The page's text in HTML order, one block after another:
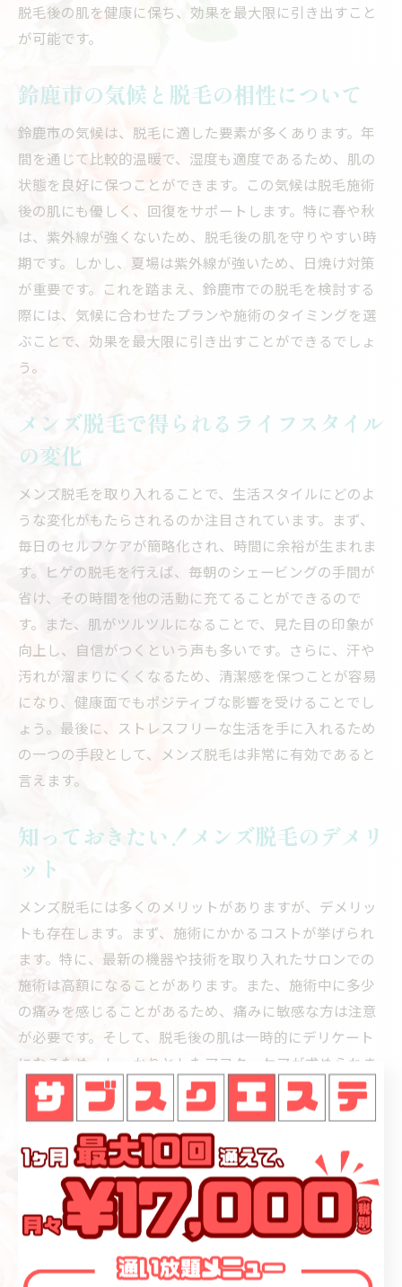
脱毛後の肌を健康に保ち、効果を最大限に引き出すこと
が可能です。
鈴鹿市の気候と脱毛の相性について
鈴鹿市の気候は、脱毛に適した要素が多くあります。年
間を通じて比較的温暖で、湿度も適度であるため、肌の
状態を良好に保つことができます。この気候は脱毛施術
後の肌にも優しく、回復をサポートします。特に春や秋
は、紫外線が強くないため、脱毛後の肌を守りやすい時
期です。しかし、夏場は紫外線が強いため、日焼け対策
が重要です。これを踏まえ、鈴鹿市での脱毛を検討する
際には、気候に合わせたプランや施術のタイミングを選
ぶことで、効果を最大限に引き出すことができるでしょ
う。
メンズ脱毛で得られるライフスタイル
の変化
メンズ脱毛を取り入れることで、生活スタイルにどのよ
うな変化がもたらされるのか注目されています。まず、
毎日のセルフケアが簡略化され、時間に余裕が生まれま
す。ヒゲの脱毛を行えば、毎朝のシェービングの手間が
省け、その時間を他の活動に充てることができるので
す。また、肌がツルツルになることで、見た目の印象が
向上し、自信がつくという声も多いです。さらに、汗や
汚れが溜まりにくくなるため、清潔感を保つことが容易
になり、健康面でもポジティブな影響を受けることでし
ょう。最後に、ストレスフリーな生活を手に入れるため
の一つの手段として、メンズ脱毛は非常に有効であると
言えます。
知っておきたい！メンズ脱毛のデメリ
ット
メンズ脱毛には多くのメリットがありますが、デメリッ
トも存在します。まず、施術にかかるコストが挙げられ
ます。特に、最新の機器や技術を取り入れたサロンでの
施術は高額になることがあります。また、施術中に多少
の痛みを感じることがあるため、痛みに敏感な方は注意
が必要です。そして、脱毛後の肌は一時的にデリケート
になるため、しっかりとしたアフターケアが求められま
す。これを怠ると、肌トラブルを引き起こす可能性があ
るため、注意が必要です。さらに、永久脱毛の場合、将
来的にスタイルやトレンドが変わった際に、再度毛を生
やすことが難しい点もデメリットとして挙げられます。
これらを理解した上で、慎重に選択することが重要で
す。